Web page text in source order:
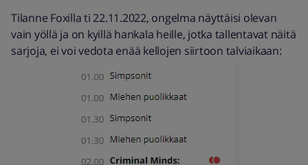
Tilanne Foxilla ti 22.11.2022, ongelma näyttäisi olevan
vain yöllä ja on kyillä hankala heille, jotka tallentavat näitä
sarjoja, ei voi vedota enää kellojen siirtoon talviaikaan: